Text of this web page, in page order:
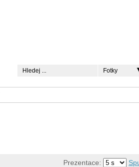
Fotky
Prezentace: